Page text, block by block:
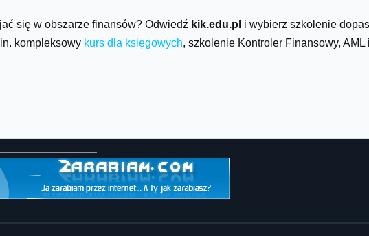
się w obszarze finansów? Odwiedź kik.edu.pl i wybierz szkolenie
kompleksowy kurs dla księgowych, szkolenie Kontroler Finansowy,